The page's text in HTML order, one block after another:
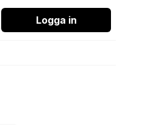
Logga in